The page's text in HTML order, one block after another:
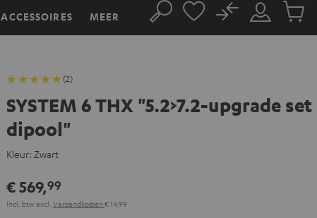
ACCESSOIRES MEER Zoeken
Mijn
account
No
(2)
SYSTEM 6 THX "5.2>7.2-upgrade set
dipool"
Kleur: Zwart
€ 569,99
Incl. btwexcl. Verzendkosten € 14,99